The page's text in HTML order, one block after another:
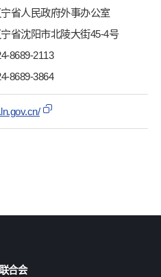
省人民政府外事办公室
省沈阳市北陵大街45-4号
8689-2113
8689-3864
合会